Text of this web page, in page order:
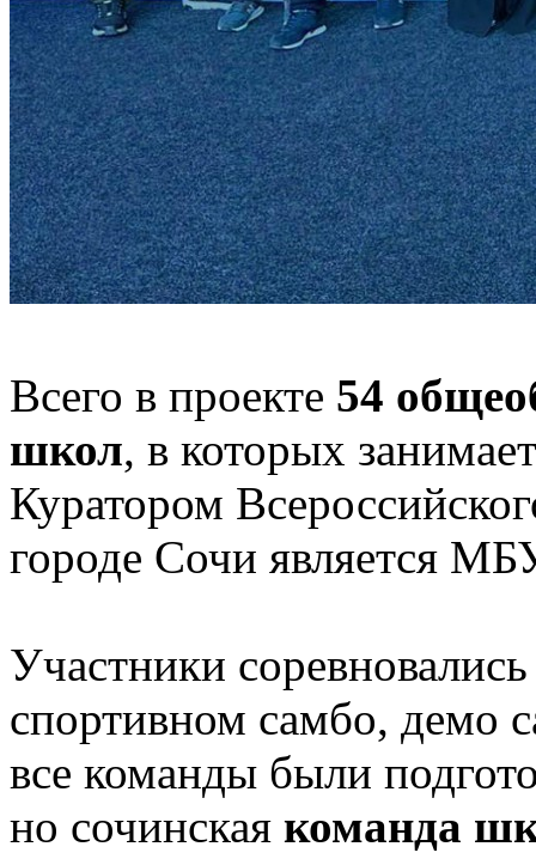
Всего в проекте 54
школ, в которых
Куратором
городе Сочи является
Участники
спортивном самбо, демо
все команды были
но сочинская команда